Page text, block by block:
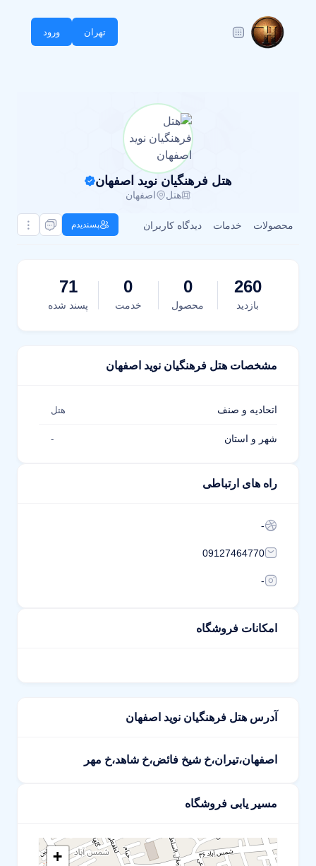
تهران ورود
هتل فرهنگیان نوید اصفهان
هتل اصفهان
محصولات خدمات دیدگاه کاربران پسندیدم
260
بازدید
0
محصول
0
خدمت
71
پسند شده
مشخصات هتل فرهنگیان نوید اصفهان
اتحادیه و صنف هتل
شهر و استان -
راه های ارتباطی
-
09127464770
-
امکانات فروشگاه
آدرس هتل فرهنگیان نوید اصفهان
اصفهان،تیران،خ شیخ فائض،خ شاهد،خ مهر
مسیر یابی فروشگاه
+